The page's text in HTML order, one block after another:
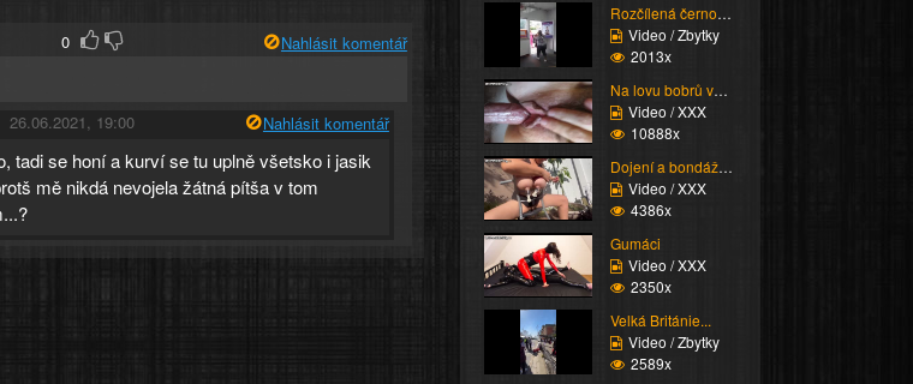
0 Nahlásit komentář
26.06.2021, 19:00 Nahlásit komentář
tadi se honí a kurví se tu uplně všetsko i jasik
mě nikdá nevojela žátná pítša v tom
Rozčílená černoška
Video / Zbytky
2013x
Na lovu bobrů vol.76
Video / XXX
10888x
Dojení a bondáž vemen
Video / XXX
4386x
Gumáci
Video / XXX
2350x
Velká Británie...
Video / Zbytky
2589x